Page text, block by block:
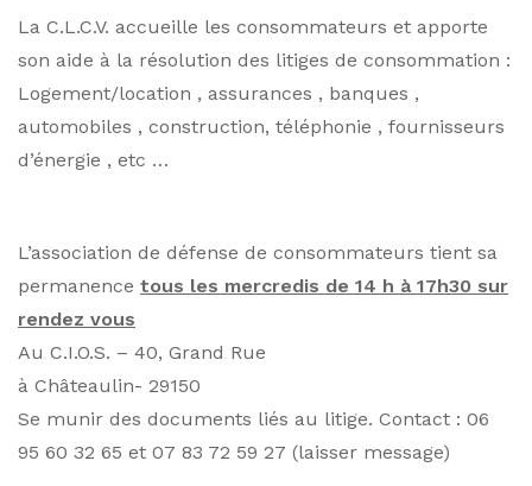
La C.L.C.V. accueille les consommateurs et apporte
son aide à la résolution des litiges de consommation :
Logement/location , assurances , banques ,
automobiles , construction, téléphonie , fournisseurs
d’énergie , etc …
L’association de défense de consommateurs tient sa
permanence tous les mercredis de 14 h à 17h30 sur
rendez vous
Au C.I.O.S. – 40, Grand Rue
à Châteaulin- 29150
Se munir des documents liés au litige. Contact : 06
95 60 32 65 et 07 83 72 59 27 (laisser message)